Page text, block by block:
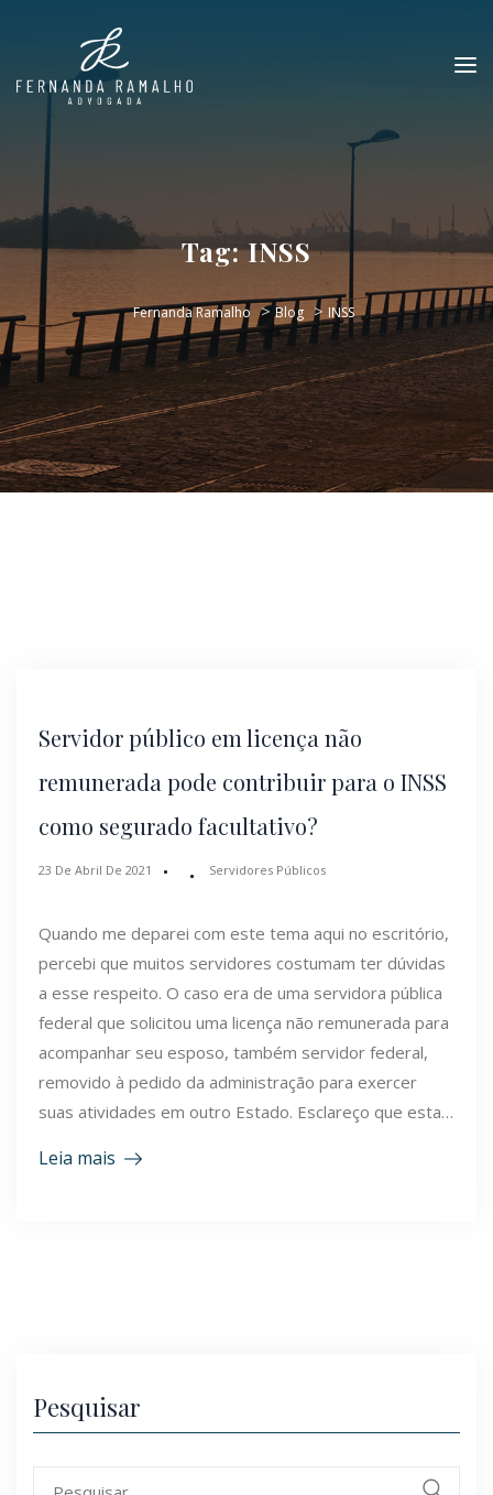
Tag:INSS
Fernanda Ramalho >Blog > INSS
Servidor público em licença não
remunerada pode contribuir para o INSS
como segurado facultativo?
23 De Abril De 2021 Servidores Públicos
Quando me deparei com este tema aqui no escritório,
percebi que muitos servidores costumam ter dúvidas
a esse respeito. O caso era de uma servidora pública
federal que solicitou uma licença não remunerada para
acompanhar seu esposo, também servidor federal,
removido à pedido da administração para exercer
suas atividades em outro Estado. Esclareço que esta…
Leia mais
Pesquisar